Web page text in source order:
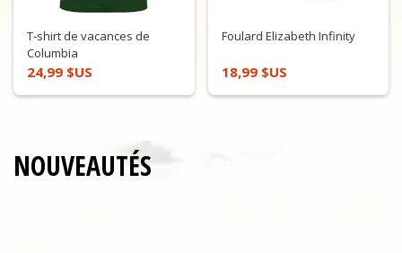
T-shirt de vacances de
Columbia
24,99 $US
Foulard Elizabeth Infinity
18,99 $US
NOUVEAUTÉS